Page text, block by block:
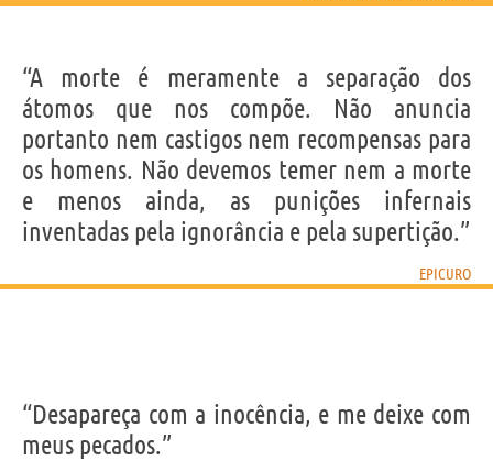
“A morte é meramente a separação dos
átomos que nos compõe. Não anuncia
portanto nem castigos nem recompensas para
os homens. Não devemos temer nem a morte
e menos ainda, as punições infernais
inventadas pela ignorância e pela supertição.”
EPICURO
“Desapareça com a inocência, e me deixe com
meus pecados.”